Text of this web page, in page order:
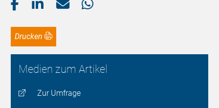
Drucken
Medien zum Artikel
Zur Umfrage